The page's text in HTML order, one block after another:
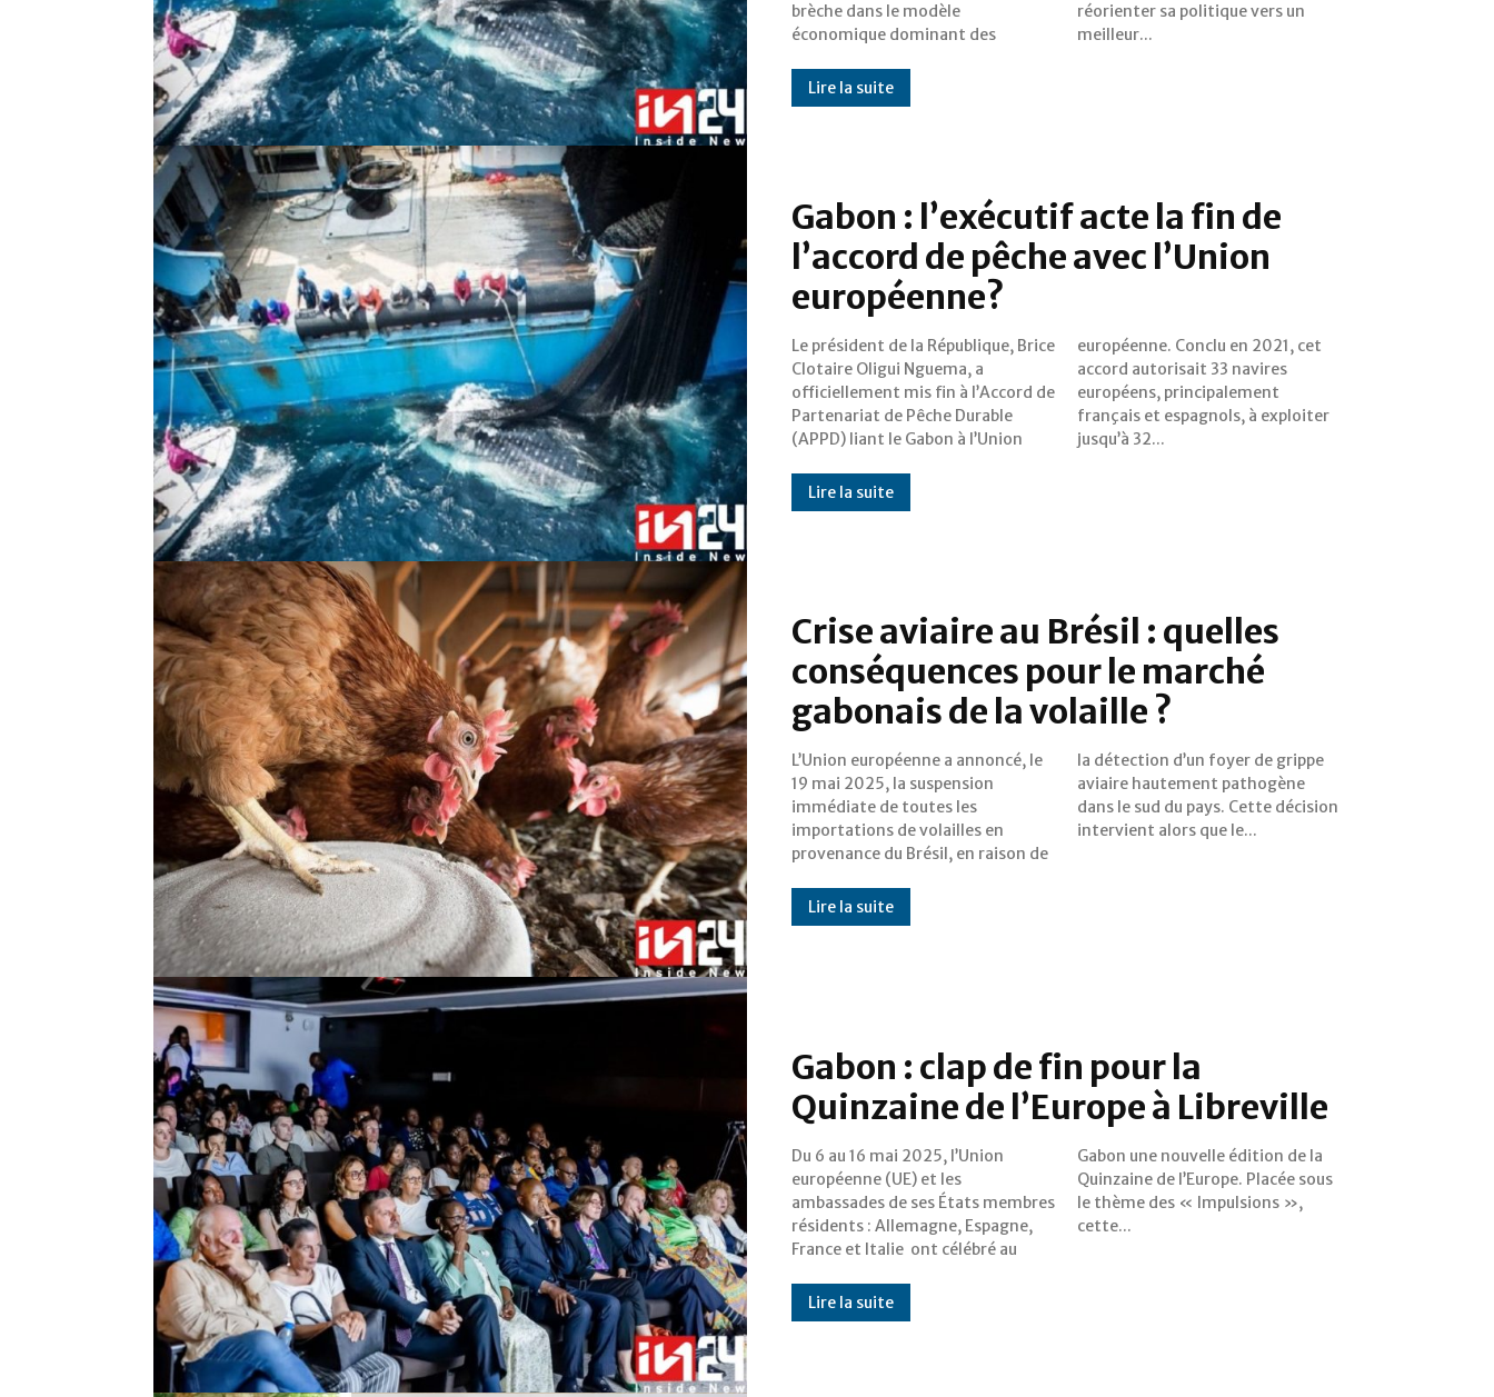
brèche dans le modèle
économique dominant des
réorienter sa politique vers un
meilleur...
Lire la suite
Gabon : l’exécutif acte la fin de
l’accord de pêche avec l’Union
européenne?
Le président de la République, Brice
Clotaire Oligui Nguema, a
officiellement mis fin à l’Accord de
Partenariat de Pêche Durable
(APPD) liant le Gabon à l’Union
européenne. Conclu en 2021, cet
accord autorisait 33 navires
européens, principalement
français et espagnols, à exploiter
jusqu’à 32...
Lire la suite
Crise aviaire au Brésil : quelles
conséquences pour le marché
gabonais de la volaille ?
L’Union européenne a annoncé, le
19 mai 2025, la suspension
immédiate de toutes les
importations de volailles en
provenance du Brésil, en raison de
la détection d’un foyer de grippe
aviaire hautement pathogène
dans le sud du pays. Cette décision
intervient alors que le...
Lire la suite
Gabon : clap de fin pour la
Quinzaine de l’Europe à Libreville
Du 6 au 16 mai 2025, l’Union
européenne (UE) et les
ambassades de ses États membres
résidents : Allemagne, Espagne,
France et Italie ont célébré au
Gabon une nouvelle édition de la
Quinzaine de l’Europe. Placée sous
le thème des « Impulsions »,
cette...
Lire la suite